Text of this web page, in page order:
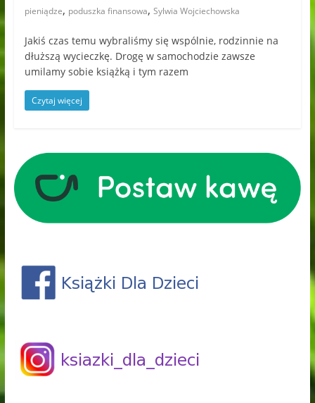
pieniądze, poduszka finansowa, Sylwia Wojciechowska
Jakiś czas temu wybraliśmy się wspólnie, rodzinnie na
dłuższą wycieczkę. Drogę w samochodzie zawsze
umilamy sobie książką i tym razem
Czytaj więcej